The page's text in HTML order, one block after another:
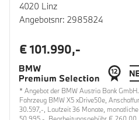
4020 Linz
Angebotsnr: 2985824
€ 101.990,-
* Angebot der BMW Austria Bank
Fahrzeug BMW X5 xDrive50e,
30.597,-, Laufzeit 36 Monate,